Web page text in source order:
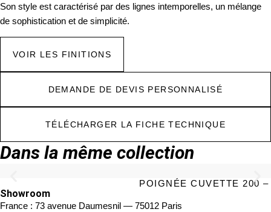
Son style est caractérisé par des lignes intemporelles, un mélange
de sophistication et de simplicité.
VOIR LES FINITIONS
DEMANDE DE DEVIS PERSONNALISÉ
TÉLÉCHARGER LA FICHE TECHNIQUE
Dans la même collection
POIGNÉE CUVETTE 200
Showroom
France : 73 avenue Daumesnil — 75012 Paris